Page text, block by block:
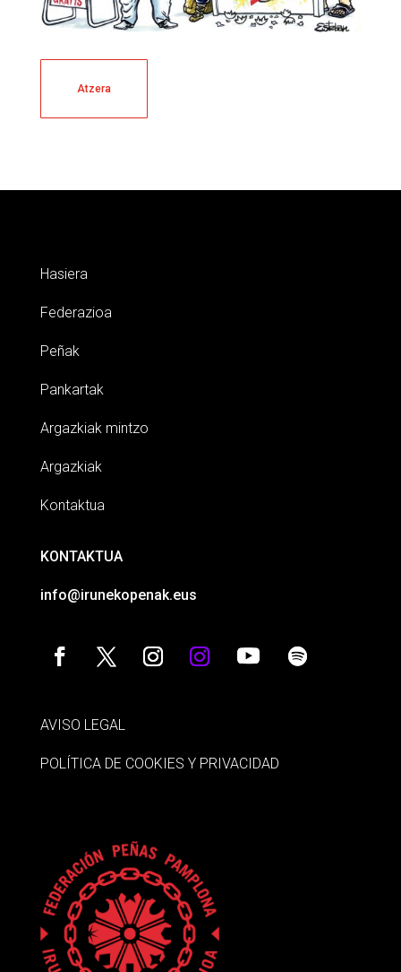
Atzera
Hasiera
Federazioa
Peñak
Pankartak
Argazkiak mintzo
Argazkiak
Kontaktua
KONTAKTUA
info@irunekopenak.eus
AVISO LEGAL
POLÍTICA DE COOKIES Y PRIVACIDAD